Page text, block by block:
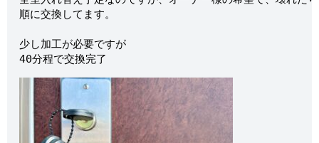
順に交換してます。
少し加工が必要ですが
40分程で交換完了